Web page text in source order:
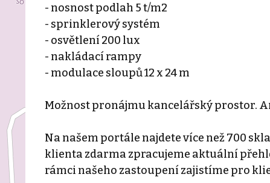
- nosnost podlah 5 t/m2
- sprinklerový systém
- osvětlení 200 lux
- nakládací rampy
- modulace sloupů 12 x 24 m
Možnost pronájmu kancelářský prostor.
Na našem portále najdete více než 700
klienta zdarma zpracujeme aktuální
rámci našeho zastoupení zajistíme pro